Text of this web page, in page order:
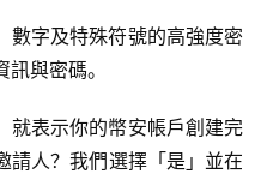
數字及特殊符號的高強度密
與密碼。
就表示你的幣安帳戶創建完
請人？我們選擇「是」並在